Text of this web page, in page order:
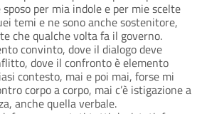
per mia indole e per mie scelte
temi e ne sono anche sostenitore,
che qualche volta fa il governo.
convinto, dove il dialogo deve
dove il confronto è elemento
contesto, mai e poi mai, forse mi
corpo a corpo, mai c’è istigazione a
anche quella verbale.